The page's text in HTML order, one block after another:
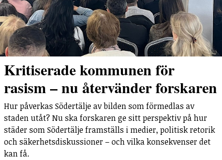
Kritiserade kommunen för
rasism – nu återvänder forskaren
Hur påverkas Södertälje av bilden som förmedlas av
staden utåt? Nu ska forskaren ge sitt perspektiv på hur
städer som Södertälje framställs i medier, politisk retorik
och säkerhetsdiskussioner – och vilka konsekvenser det
kan få.